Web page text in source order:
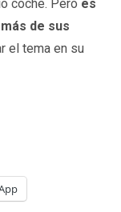
coche. Pero es
de sus
el tema en su